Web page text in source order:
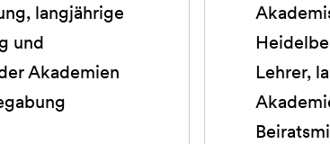
langjährige
und
Akademien
Lehrer,